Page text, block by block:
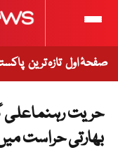
صفحۂ اول تازہ ترین
حریت رہنماعلی
بھارتی حراست